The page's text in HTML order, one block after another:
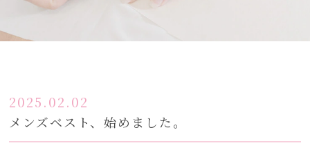
2025.02.02
メンズベスト、始めました。